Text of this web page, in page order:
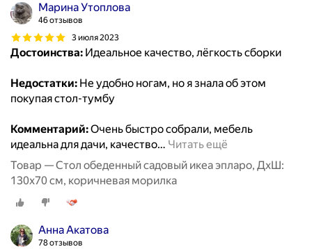
Марина Утоплова
46 отзывов
3 июля 2023
Достоинства: Идеальное качество, лёгкость сборки
Недостатки: Не удобно ногам, но я знала об этом
покупая стол-тумбу
Комментарий:Очень быстро собрали, мебель
идеальна для дачи, качество… Читать ещё
Товар — Стол обеденный садовый икеа эпларо, ДхШ:
130х70 см, коричневая морилка
Анна Акатова
78 отзывов